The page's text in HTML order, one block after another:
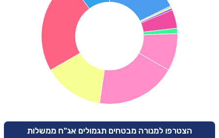
הצטרפו למנורה מבטחים תגמולים אג"ח ממשלות